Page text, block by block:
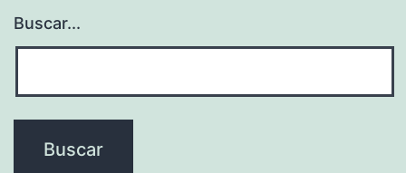
Buscar...